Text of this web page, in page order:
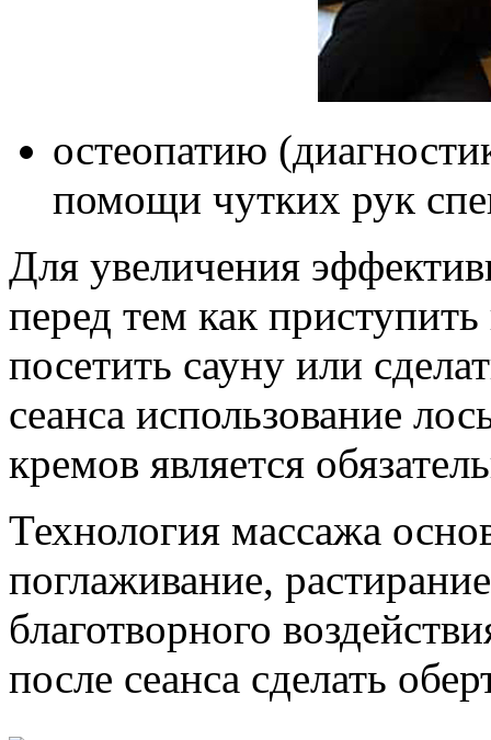
остеопатию
помощи чутких рук
Для увеличения
перед тем как
посетить сауну или
сеанса использование
кремов является
Технология массажа
поглаживание,
благотворного
после сеанса сделать